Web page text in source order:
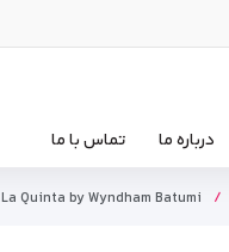
درباره ما تماس با ما
La Quinta by Wyndham Batumi